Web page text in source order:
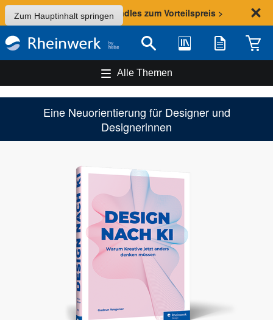
Zum Hauptinhalt springen
Sommer-Aktion: Bundles zum Vorteilspreis >
Suche Bibliothek Merkliste
Alle Themen
Eine Neuorientierung für Designer und
Designerinnen